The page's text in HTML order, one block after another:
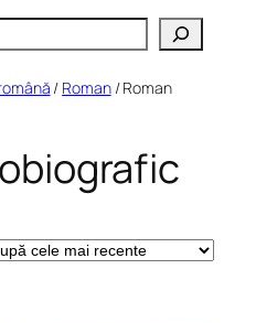
/ Roman/ Roman